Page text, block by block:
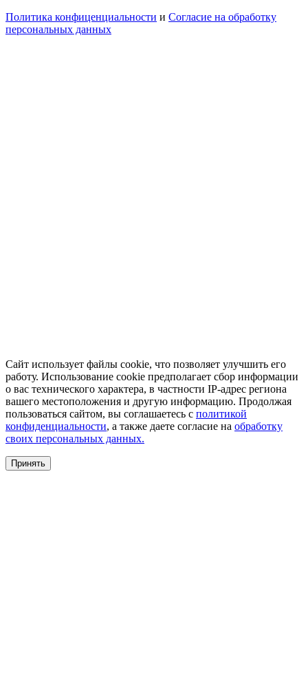
Политика конфиценциальности и Согласие на обработку
персональных данных
Сайт использует файлы cookie, что позволяет улучшить его
работу. Использование cookie предполагает сбор информации
о вас технического характера, в частности IP-адрес региона
вашего местоположения и другую информацию. Продолжая
пользоваться сайтом, вы соглашаетесь с политикой
конфиденциальности, а также даете согласие на обработку
своих персональных данных.
Принять